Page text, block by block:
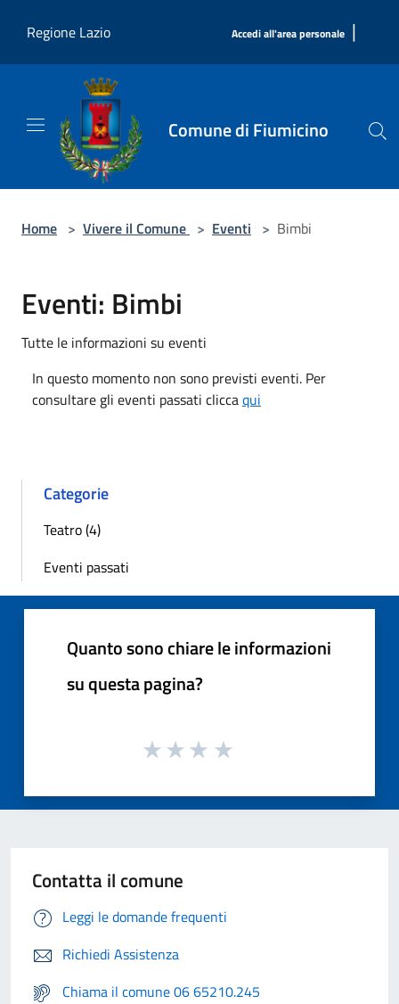
Regione Lazio
Accedi all'area personale |
Comune di Fiumicino
Home > Vivere il Comune > Eventi > Bimbi
Eventi: Bimbi
Tutte le informazioni su eventi
In questo momento non sono previsti eventi. Per
consultare gli eventi passati cliccaqui
Categorie
Teatro (4)
Eventi passati
Quanto sono chiare le informazioni
su questa pagina?
Contatta il comune
Leggi le domande frequenti
Richiedi Assistenza
Chiama il comune 06 65210.245